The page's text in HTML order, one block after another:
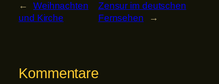
←
Weihnachten
und Kirche
Zensur im deutschen
Fernsehen
→
Kommentare